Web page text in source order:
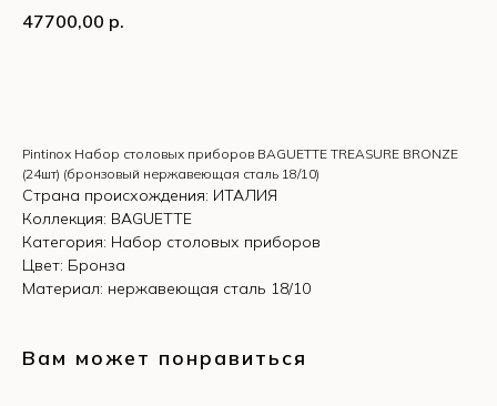
47700,00 р.
Pintinox Набор столовых приборов BAGUETTE TREASURE BRONZE
(24шт) (бронзовый нержавеющая сталь 18/10)
Страна происхождения: ИТАЛИЯ
Коллекция: BAGUETTE
Категория: Набор столовых приборов
Цвет: Бронза
Материал: нержавеющая сталь 18/10
Вам может понравиться